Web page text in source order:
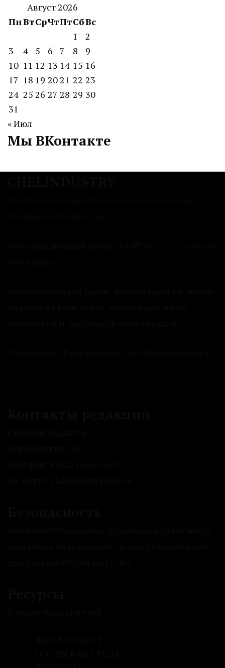
Август 2026
ПнВтСрЧтПтСбВс
1
2
3
4 5 6 7 8
9
10 11 12 13 14 15 16
17 18 19 2021 22 23
24 25 26 27 28 29 30
31
« Июл
Мы ВКонтакте